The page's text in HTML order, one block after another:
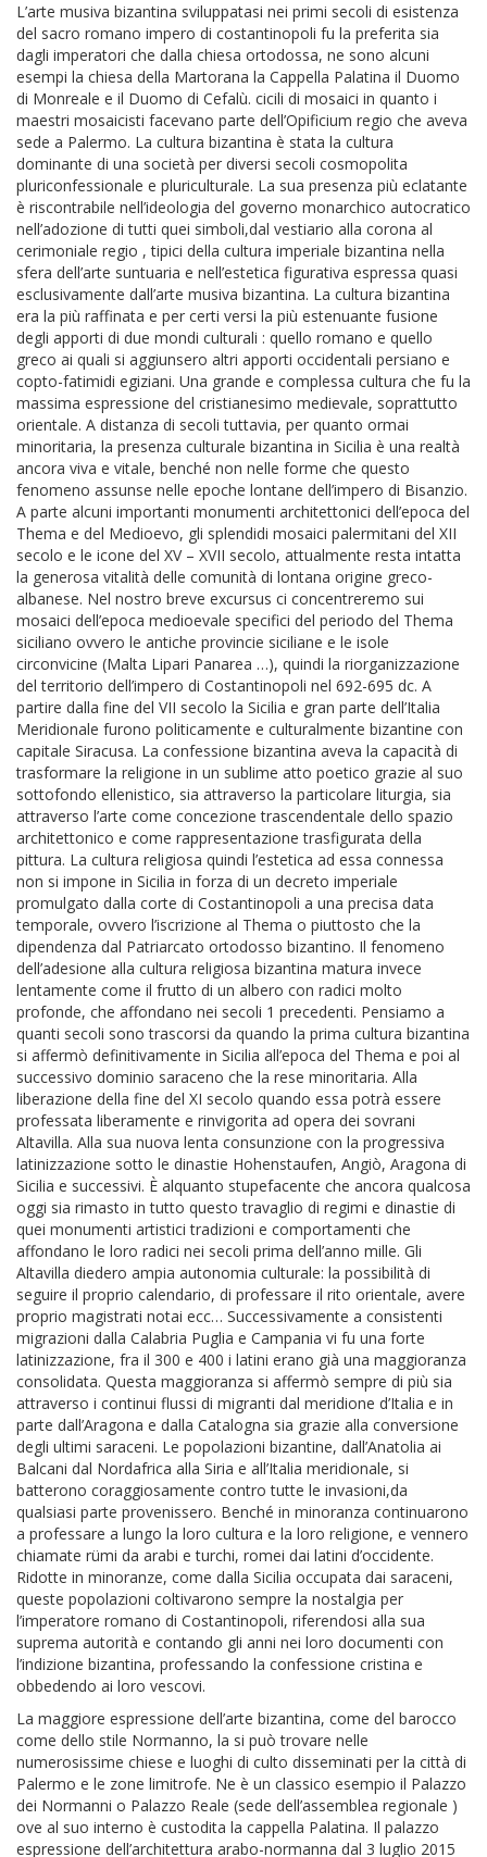
L’arte musiva bizantina sviluppatasi nei primi secoli di esistenza
del sacro romano impero di costantinopoli fu la preferita sia
dagli imperatori che dalla chiesa ortodossa, ne sono alcuni
esempi la chiesa della Martorana la Cappella Palatina il Duomo
di Monreale e il Duomo di Cefalù. cicili di mosaici in quanto i
maestri mosaicisti facevano parte dell’Opificium regio che aveva
sede a Palermo. La cultura bizantina è stata la cultura
dominante di una società per diversi secoli cosmopolita
pluriconfessionale e pluriculturale. La sua presenza più eclatante
è riscontrabile nell’ideologia del governo monarchico autocratico
nell’adozione di tutti quei simboli,dal vestiario alla corona al
cerimoniale regio , tipici della cultura imperiale bizantina nella
sfera dell’arte suntuaria e nell’estetica figurativa espressa quasi
esclusivamente dall’arte musiva bizantina. La cultura bizantina
era la più raffinata e per certi versi la più estenuante fusione
degli apporti di due mondi culturali : quello romano e quello
greco ai quali si aggiunsero altri apporti occidentali persiano e
copto-fatimidi egiziani. Una grande e complessa cultura che fu la
massima espressione del cristianesimo medievale, soprattutto
orientale. A distanza di secoli tuttavia, per quanto ormai
minoritaria, la presenza culturale bizantina in Sicilia è una realtà
ancora viva e vitale, benché non nelle forme che questo
fenomeno assunse nelle epoche lontane dell’impero di Bisanzio.
A parte alcuni importanti monumenti architettonici dell’epoca del
Thema e del Medioevo, gli splendidi mosaici palermitani del XII
secolo e le icone del XV – XVII secolo, attualmente resta intatta
la generosa vitalità delle comunità di lontana origine greco-
albanese. Nel nostro breve excursus ci concentreremo sui
mosaici dell’epoca medioevale specifici del periodo del Thema
siciliano ovvero le antiche provincie siciliane e le isole
circonvicine (Malta Lipari Panarea …), quindi la riorganizzazione
del territorio dell’impero di Costantinopoli nel 692-695 dc. A
partire dalla fine del VII secolo la Sicilia e gran parte dell’Italia
Meridionale furono politicamente e culturalmente bizantine con
capitale Siracusa. La confessione bizantina aveva la capacità di
trasformare la religione in un sublime atto poetico grazie al suo
sottofondo ellenistico, sia attraverso la particolare liturgia, sia
attraverso l’arte come concezione trascendentale dello spazio
architettonico e come rappresentazione trasfigurata della
pittura. La cultura religiosa quindi l’estetica ad essa connessa
non si impone in Sicilia in forza di un decreto imperiale
promulgato dalla corte di Costantinopoli a una precisa data
temporale, ovvero l’iscrizione al Thema o piuttosto che la
dipendenza dal Patriarcato ortodosso bizantino. Il fenomeno
dell’adesione alla cultura religiosa bizantina matura invece
lentamente come il frutto di un albero con radici molto
profonde, che affondano nei secoli 1 precedenti. Pensiamo a
quanti secoli sono trascorsi da quando la prima cultura bizantina
si affermò definitivamente in Sicilia all’epoca del Thema e poi al
successivo dominio saraceno che la rese minoritaria. Alla
liberazione della fine del XI secolo quando essa potrà essere
professata liberamente e rinvigorita ad opera dei sovrani
Altavilla. Alla sua nuova lenta consunzione con la progressiva
latinizzazione sotto le dinastie Hohenstaufen, Angiò, Aragona di
Sicilia e successivi. È alquanto stupefacente che ancora qualcosa
oggi sia rimasto in tutto questo travaglio di regimi e dinastie di
quei monumenti artistici tradizioni e comportamenti che
affondano le loro radici nei secoli prima dell’anno mille. Gli
Altavilla diedero ampia autonomia culturale: la possibilità di
seguire il proprio calendario, di professare il rito orientale, avere
proprio magistrati notai ecc… Successivamente a consistenti
migrazioni dalla Calabria Puglia e Campania vi fu una forte
latinizzazione, fra il 300 e 400 i latini erano già una maggioranza
consolidata. Questa maggioranza si affermò sempre di più sia
attraverso i continui flussi di migranti dal meridione d’Italia e in
parte dall’Aragona e dalla Catalogna sia grazie alla conversione
degli ultimi saraceni. Le popolazioni bizantine, dall’Anatolia ai
Balcani dal Nordafrica alla Siria e all’Italia meridionale, si
batterono coraggiosamente contro tutte le invasioni,da
qualsiasi parte provenissero. Benché in minoranza continuarono
a professare a lungo la loro cultura e la loro religione, e vennero
chiamate rümi da arabi e turchi, romei dai latini d’occidente.
Ridotte in minoranze, come dalla Sicilia occupata dai saraceni,
queste popolazioni coltivarono sempre la nostalgia per
l’imperatore romano di Costantinopoli, riferendosi alla sua
suprema autorità e contando gli anni nei loro documenti con
l’indizione bizantina, professando la confessione cristina e
obbedendo ai loro vescovi.
La maggiore espressione dell’arte bizantina, come del barocco
come dello stile Normanno, la si può trovare nelle
numerosissime chiese e luoghi di culto disseminati per la città di
Palermo e le zone limitrofe. Ne è un classico esempio il Palazzo
dei Normanni o Palazzo Reale (sede dell’assemblea regionale )
ove al suo interno è custodita la cappella Palatina. Il palazzo
espressione dell’architettura arabo-normanna dal 3 luglio 2015